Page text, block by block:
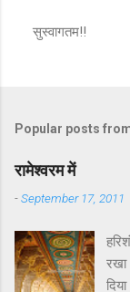
C
m
m
e
t
सुस्वागतम!!
Popular posts
रामेश्वरम में
-September 17, 2011